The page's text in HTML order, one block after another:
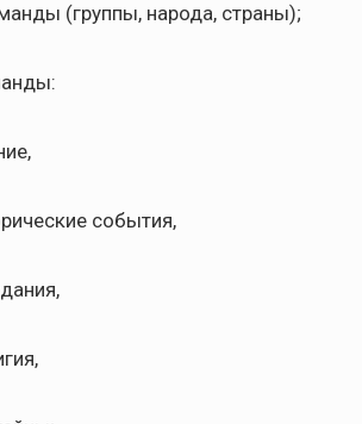
(группы, народа, страны);
события,